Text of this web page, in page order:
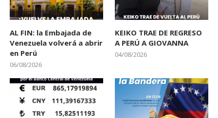
AL FIN: la Embajada de
Venezuela volverá a abrir
en Perú
06/08/2026
KEIKO TRAE DE REGRESO
A PERÚ A GIOVANNA
04/08/2026